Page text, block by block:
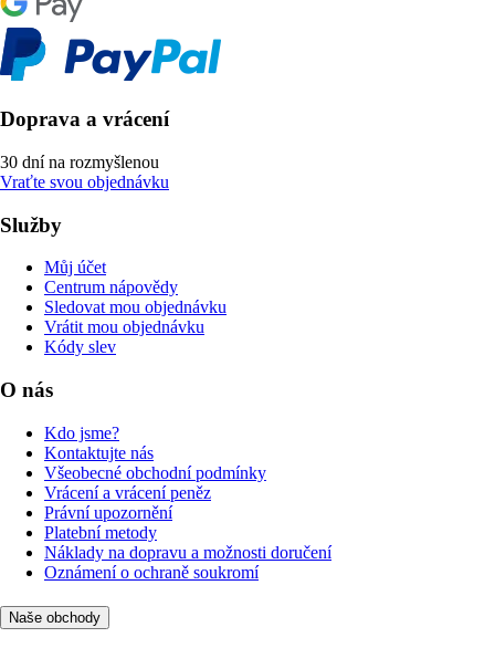
Doprava a vrácení
30 dní na rozmyšlenou
Vraťte svou objednávku
Služby
Můj účet
Centrum nápovědy
Sledovat mou objednávku
Vrátit mou objednávku
Kódy slev
O nás
Kdo jsme?
Kontaktujte nás
Všeobecné obchodní podmínky
Vrácení a vrácení peněz
Právní upozornění
Platební metody
Náklady na dopravu a možnosti doručení
Oznámení o ochraně soukromí
Naše obchody